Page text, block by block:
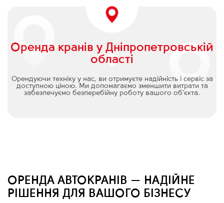
Оренда кранів у Дніпропетровській
області
Орендуючи техніку у нас, ви отримуєте надійність і сервіс за
доступною ціною. Ми допомагаємо зменшити витрати та
забезпечуємо безперебійну роботу вашого об’єкта.
ОРЕНДА АВТОКРАНІВ — НАДІЙНЕ
РІШЕННЯ ДЛЯ ВАШОГО БІЗНЕСУ